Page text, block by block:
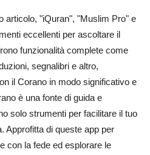
articolo, "iQuran", "Muslim Pro" e
eccellenti per ascoltare il
funzionalità complete come
segnalibri e altro,
il Corano in modo significativo e
è una fonte di guida e
solo strumenti per facilitare il tuo
Approfitta di queste app per
con la fede ed esplorare le